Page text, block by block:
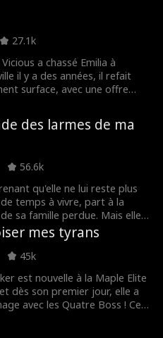
d'or, ignorant qu'il s'agit d'une
de l'Olympe. C'est alors
Champion Immortel de
meurtrier de sa mère,
la conduire devant la
À travers cette épreuve,
sa véritable identité et les
Kairos et les raisons de sa
ils affrontent des
peu à peu le Destin qui les
à l'autre pour l'éternité.
27.1k
a chassé Emilia à
il y a des années, il refait
surface, avec une offre
d’abus par le passé, est
dérangé, et lui faire confiance
l'a autrefois brisée... peut-
de tomber pour lui ?
des larmes de ma
56.6k
qu'elle ne lui reste plus
temps à vivre, part à la
sa famille perdue. Mais elle
ces gens sont ceux qu'elle
dessus tout !
mes tyrans
45k
est nouvelle à la Maple Elite
dès son premier jour, elle a
avec les Quatre Boss ! Ces